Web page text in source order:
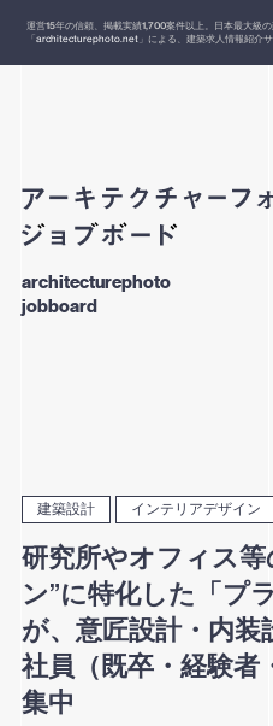
運営15年の信頼、掲載実績1,700案件以上。日本最大級
「architecturephoto.net 」による、建築求人情報紹介
architecturephoto
jobboard
建築設計 インテリアデザイン
研究所やオフィス等
ン”に特化した「プ
が、意匠設計・内
社員（既卒・経験
集中